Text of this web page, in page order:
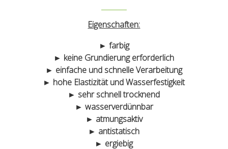
Eigenschaften:
► farbig
► keine Grundierung erforderlich
► einfache und schnelle Verarbeitung
► hohe Elastizität und Wasserfestigkeit
► sehr schnell trocknend
► wasserverdünnbar
► atmungsaktiv
► antistatisch
► ergiebig